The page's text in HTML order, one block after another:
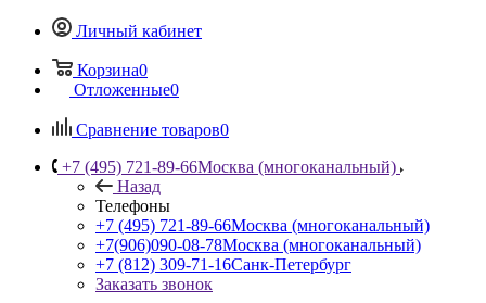
Личный кабинет
Корзина0
Отложенные0
Сравнение товаров0
+7 (495) 721-89-66Москва (многоканальный)
Назад
Телефоны
+7 (495) 721-89-66Москва (многоканальный)
+7(906)090-08-78Москва (многоканальный)
+7 (812) 309-71-16Санк-Петербург
Заказать звонок